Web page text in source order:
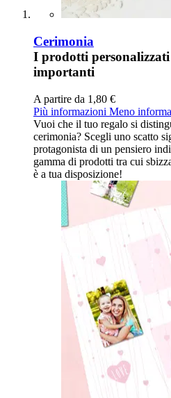
Cerimonia
I prodotti
importanti
A partire da 1,80 €
Più informazioni Meno
Vuoi che il tuo regalo si
cerimonia? Scegli uno scatto
protagonista di un pensiero
gamma di prodotti tra cui
è a tua disposizione!